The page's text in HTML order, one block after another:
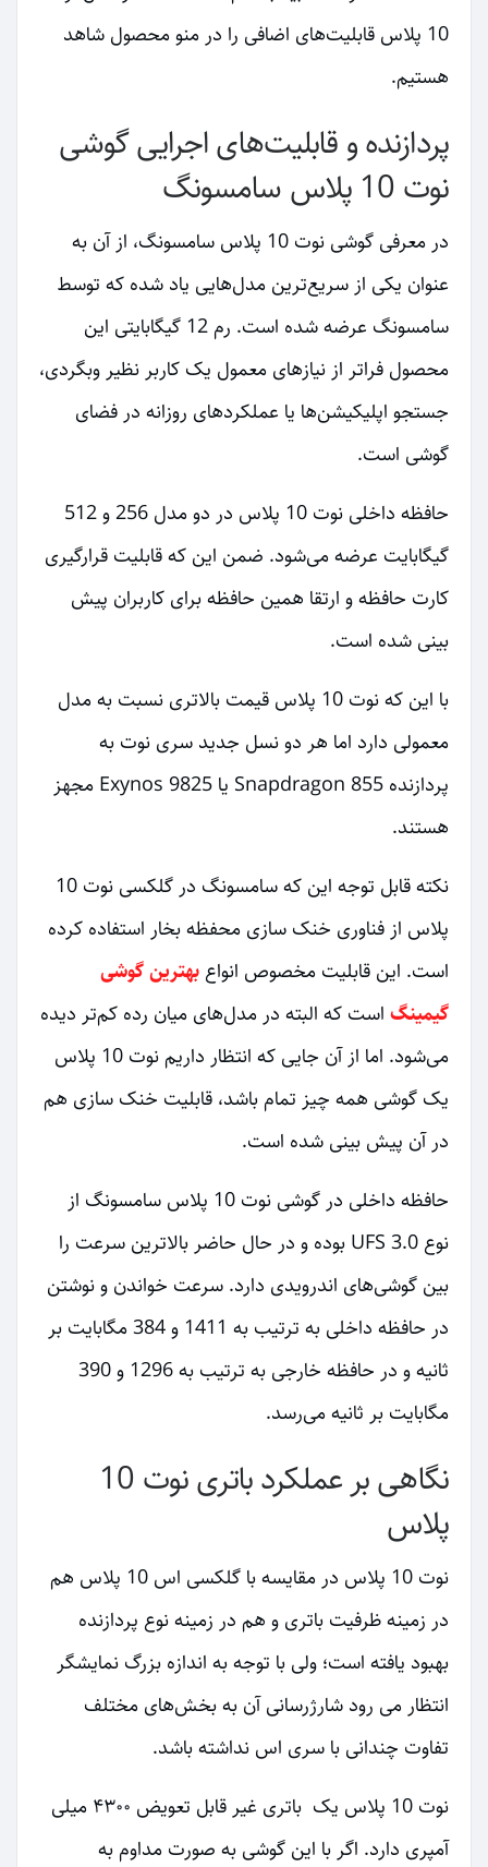
10 پلاس قابلیت‌های اضافی را در منو محصول شاهد
هستیم.
پردازنده و قابلیت‌های اجرایی گوشی
نوت 10 پلاس سامسونگ
در معرفی گوشی نوت 10 پلاس سامسونگ، از آن به
عنوان یکی از سریع‌ترین مدل‌هایی یاد شده که توسط
سامسونگ عرضه شده است. رم 12 گیگابایتی این
محصول فراتر از نیازهای معمول یک کاربر نظیر وبگردی،
جستجو اپلیکیشن‌ها یا عملکردهای روزانه در فضای
گوشی است.
حافظه داخلی نوت 10 پلاس در دو مدل 256 و 512
گیگابایت عرضه می‌شود. ضمن این که قابلیت قرارگیری
کارت حافظه و ارتقا همین حافظه برای کاربران پیش
بینی شده است.
با این که نوت 10 پلاس قیمت بالاتری نسبت به مدل
معمولی دارد اما هر دو نسل جدید سری نوت به
پردازنده‌ Snapdragon 855 یا Exynos 9825 مجهز
هستند.
نکته قابل توجه این که سامسونگ در گلکسی نوت 10
پلاس از فناوری خنک سازی محفظه بخار استفاده کرده
است. این قابلیت مخصوص انواع بهترین گوشی
گیمینگ است که البته در مدل‌های میان رده کم‌تر دیده
می‌شود. اما از آن جایی که انتظار داریم نوت 10 پلاس
یک گوشی همه چیز تمام باشد، قابلیت خنک سازی هم
در آن پیش بینی شده است.
حافظه داخلی در گوشی نوت 10 پلاس سامسونگ از
نوع UFS 3.0 بوده و در حال حاضر بالاترین سرعت را
بین گوشی‌های اندرویدی دارد. سرعت خواندن و نوشتن
در حافظه داخلی به ترتیب به 1411 و 384 مگابایت بر
ثانیه و در حافظه خارجی به ترتیب به 1296 و 390
مگابایت بر ثانیه می‌رسد.
نگاهی بر عملکرد باتری نوت 10
پلاس
نوت 10 پلاس در مقایسه با گلکسی اس 10 پلاس هم
در زمینه ظرفیت باتری و هم در زمینه نوع پردازنده
بهبود یافته است؛ ولی با توجه به اندازه بزرگ نمایشگر
انتظار می رود شارژرسانی آن به بخش‌های مختلف
تفاوت چندانی با سری اس نداشته باشد.
نوت 10 پلاس یک باتری غیر قابل تعویض ۴۳۰۰ میلی
آمپری دارد. اگر با این گوشی به صورت مداوم به